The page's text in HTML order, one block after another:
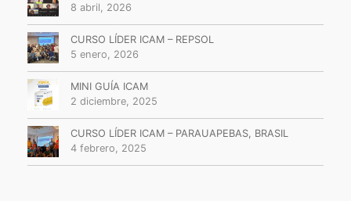
8 abril, 2026
CURSO LÍDER ICAM – REPSOL
5 enero, 2026
MINI GUÍA ICAM
2 diciembre, 2025
CURSO LÍDER ICAM – PARAUAPEBAS, BRASIL
4 febrero, 2025